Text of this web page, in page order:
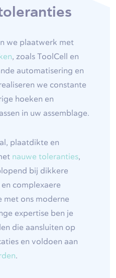
we plaatwerk met
, zoals ToolCell en
automatisering en
we constante
hoeken en
in uw assemblage.
plaatdikte en
nauwe toleranties,
bij dikkere
complexaere
met ons moderne
expertise ben je
die aansluiten op
en voldoen aan
.